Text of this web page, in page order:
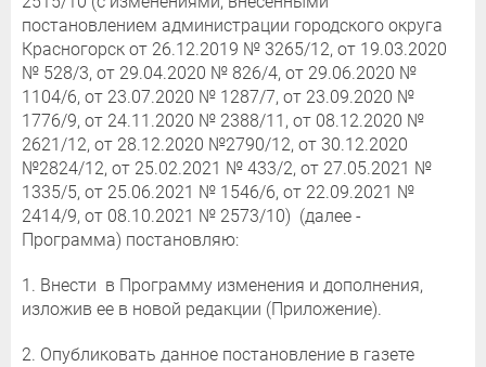
постановлением администрации городского округа
Красногорск от 26.12.2019 № 3265/12, от 19.03.2020
№ 528/3, от 29.04.2020 № 826/4, от 29.06.2020 №
1104/6, от 23.07.2020 № 1287/7, от 23.09.2020 №
1776/9, от 24.11.2020 № 2388/11, от 08.12.2020 №
2621/12, от 28.12.2020 №2790/12, от 30.12.2020
№2824/12, от 25.02.2021 № 433/2, от 27.05.2021 №
1335/5, от 25.06.2021 № 1546/6, от 22.09.2021 №
2414/9, от 08.10.2021 № 2573/10) (далее -
Программа) постановляю:
1. Внести в Программу изменения и дополнения,
изложив ее в новой редакции (Приложение).
2. Опубликовать данное постановление в газете